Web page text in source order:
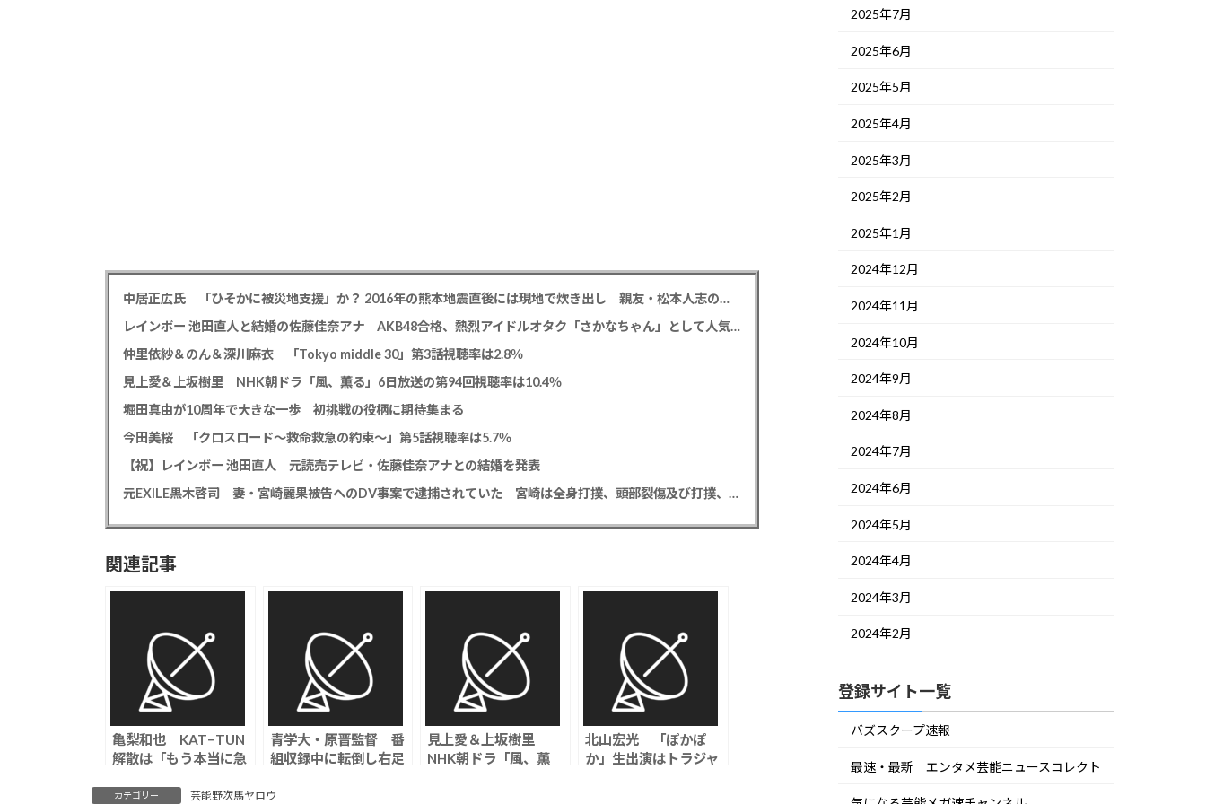
中居正広氏 「ひそかに被災地支援」か？ 2016年の熊本地震直後には現地で炊き出し 親友・松本人志の闘病に心を痛め、頻繁に連絡も
レインボー 池田直人と結婚の佐藤佳奈アナ AKB48合格、熱烈アイドルオタク「さかなちゃん」として人気に、7月末に読売テレビ退社
仲里依紗＆のん＆深川麻衣 「Tokyo middle 30」第3話視聴率は2.8％
見上愛＆上坂樹里 NHK朝ドラ「風、薫る」6日放送の第94回視聴率は10.4％
堀田真由が10周年で大きな一歩 初挑戦の役柄に期待集まる
今田美桜 「クロスロード～救命救急の約束～」第5話視聴率は5.7％
【祝】レインボー 池田直人 元読売テレビ・佐藤佳奈アナとの結婚を発表
元EXILE黒木啓司 妻・宮崎麗果被告へのDV事案で逮捕されていた 宮崎は全身打撲、頭部裂傷及び打撲、頸部損傷の怪我
関連記事
亀梨和也 KAT−TUN
解散は「もう本当に急
「本当だったら解散っ
青学大・原晋監督 番
組収録中に転倒し右足
中国放送が謝罪
見上愛＆上坂樹里
NHK朝ドラ「風、薫
北山宏光 「ぽかぽ
か」生出演はトラジャ
カテゴリー 芸能野次馬ヤロウ
2025年7月
2025年6月
2025年5月
2025年4月
2025年3月
2025年2月
2025年1月
2024年12月
2024年11月
2024年10月
2024年9月
2024年8月
2024年7月
2024年6月
2024年5月
2024年4月
2024年3月
2024年2月
登録サイト一覧
バズスクープ速報
最速・最新 エンタメ芸能ニュースコレクト